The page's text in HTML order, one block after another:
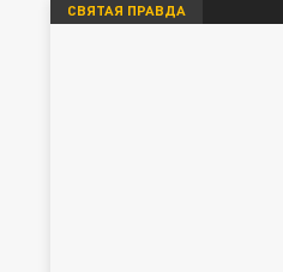
СВЯТАЯ ПРАВДА